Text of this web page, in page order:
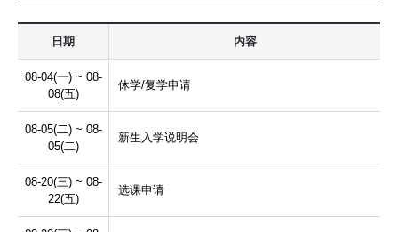
日期 内容
08-04(一) ~ 08-
08(五)
休学/复学申请
08-05(二) ~ 08-
05(二)
新生入学说明会
08-20(三) ~ 08-
22(五)
选课申请